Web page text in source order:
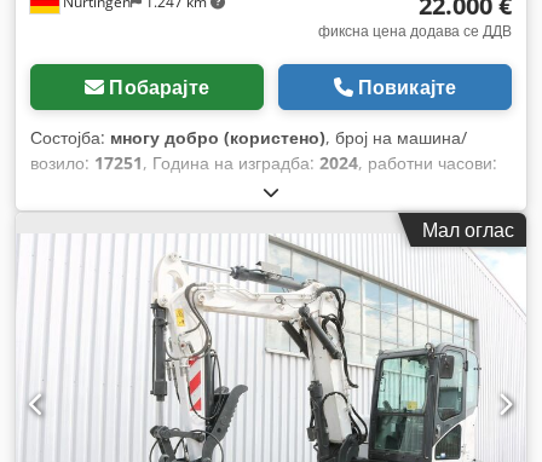
фиксна цена додава се ДДВ
Побарајте Повикајте
Состојба: многу добро (користено), број на машина/
возило: 17251, Година на изградба: 2024, работни часови:
2.000 кг
4.730 мм, слободно подигање:1.470 мм, центар на
, тип на гориво:дизел
, тип на јарбол:
триплекс
, градежна височина:2.190 мм, должина на
1.050 мм, големина на предната гума:
7.00-15
, димензија на задна гума:6.50-10, вкупна тежина:
Мал оглас